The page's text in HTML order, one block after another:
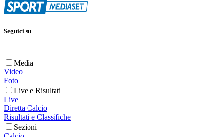
Seguici su
Media
Video
Foto
Live e Risultati
Live
Diretta Calcio
Risultati e Classifiche
Sezioni